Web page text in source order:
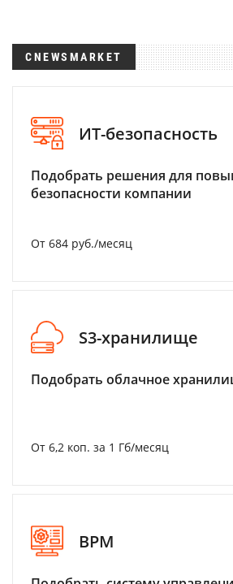
CNEWSMARKET
ИТ-безопасность
Подобрать решения для
безопасности компании
От 684 руб./месяц
S3-хранилище
Подобрать облачное
От 6,2 коп. за 1 Гб/месяц
BPM